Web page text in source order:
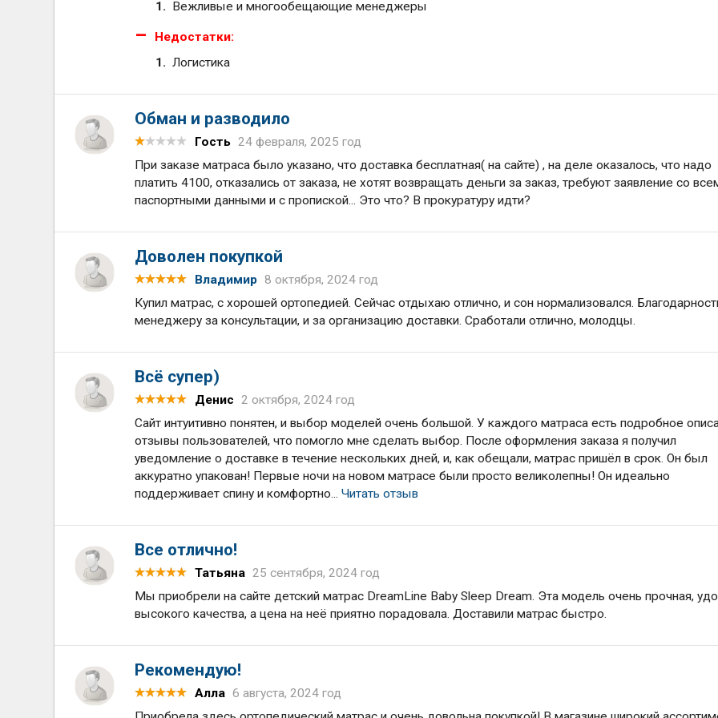
Вежливые и многообещающие менеджеры
Недостатки:
Логистика
Обман и разводило
Гость 24 февраля, 2025 год
При заказе матраса было указано, что доставка бесплатная( на сайте) , на деле оказалось, что надо
платить 4100, отказались от заказа, не хотят возвращать деньги за заказ, требуют заявление со
паспортными данными и с пропиской... Это что? В прокуратуру идти?
Доволен покупкой
Владимир 8 октября, 2024 год
Купил матрас, с хорошей ортопедией. Сейчас отдыхаю отлично, и сон нормализовался.
менеджеру за консультации, и за организацию доставки. Сработали отлично, молодцы.
Всё супер)
Денис 2 октября, 2024 год
Сайт интуитивно понятен, и выбор моделей очень большой. У каждого матраса есть подробное
отзывы пользователей, что помогло мне сделать выбор. После оформления заказа я получил
уведомление о доставке в течение нескольких дней, и, как обещали, матрас пришёл в срок. Он был
аккуратно упакован! Первые ночи на новом матрасе были просто великолепны! Он идеально
поддерживает спину и комфортно...Читать отзыв
Все отлично!
Татьяна 25 сентября, 2024 год
Мы приобрели на сайте детский матрас DreamLine Baby Sleep Dream. Эта модель очень прочная,
высокого качества, а цена на неё приятно порадовала. Доставили матрас быстро.
Рекомендую!
Алла 6 августа, 2024 год